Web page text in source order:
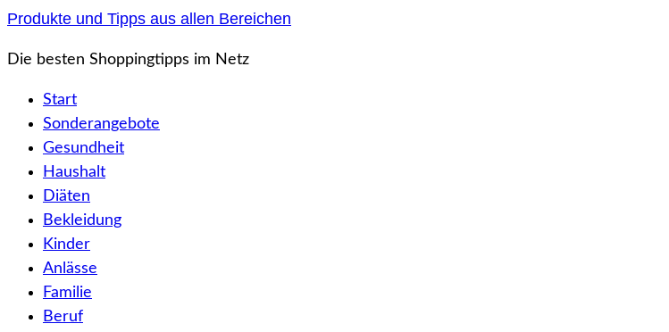
Zum
springen
Produkte und Tipps aus allen Bereichen
Die besten Shoppingtipps im Netz
Start
Sonderangebote
Gesundheit
Haushalt
Diäten
Bekleidung
Kinder
Anlässe
Familie
Beruf